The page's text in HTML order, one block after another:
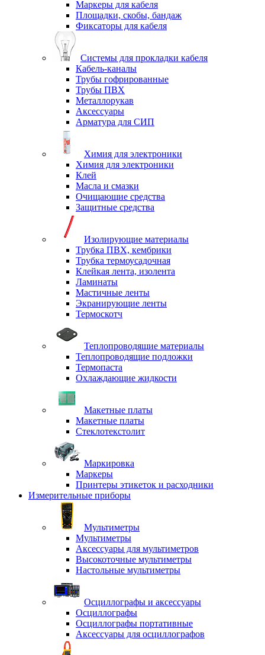
Маркеры для кабеля
Площадки, скобы, бандаж
Фиксаторы для кабеля
Системы для прокладки кабеля
Кабель-каналы
Трубы гофрированные
Трубы ПВХ
Металлорукав
Аксессуары
Арматура для СИП
Химия для электроники
Химия для электроники
Клей
Масла и смазки
Очищающие средства
Защитные средства
Изолирующие материалы
Трубка ПВХ, кембрики
Трубка термоусадочная
Клейкая лента, изолента
Ламинаты
Мастичные ленты
Экранирующие ленты
Термоскотч
Теплопроводящие материалы
Теплопроводящие подложки
Термопаста
Охлаждающие жидкости
Макетные платы
Макетные платы
Стеклотекстолит
Маркировка
Маркеры
Принтеры этикеток и расходники
Измерительные приборы
Мультиметры
Мультиметры
Аксессуары для мультиметров
Высокоточные мультиметры
Настольные мультиметры
Осциллографы и аксессуары
Осциллографы
Осциллографы портативные
Аксессуары для осциллографов